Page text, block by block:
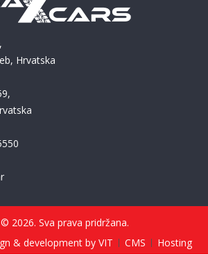
Hrvatska
2026. Sva prava pridržana.
& development by VIT
CMS Hosting